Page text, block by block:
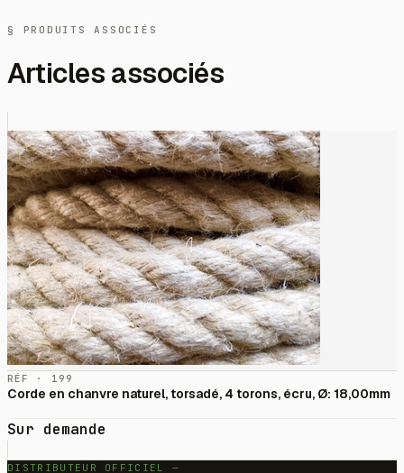
§ PRODUITS ASSOCIÉS
Articles associés
RÉF · 199
Corde en chanvre naturel, torsadé, 4 torons, écru, Ø: 18,00mm
Sur demande
DISTRIBUTEUR OFFICIEL —